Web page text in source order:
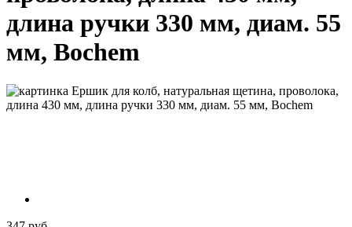
длина ручки 330 мм, диам. 55
мм, Bochem